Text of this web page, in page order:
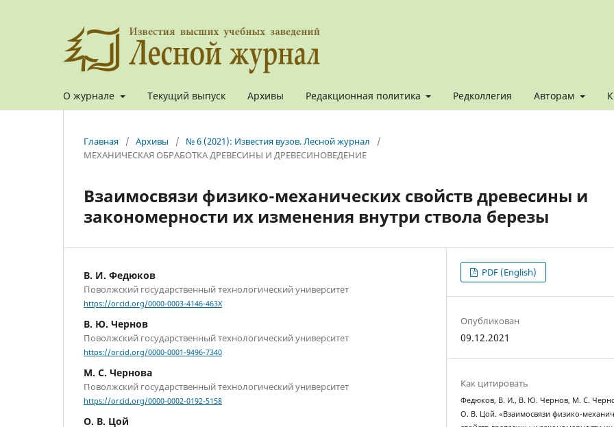
О журнале Текущий выпуск Архивы Редакционная политика Редколлегия Авторам
Главная / Архивы / № 6 (2021): Известия вузов. Лесной журнал
/
МЕХАНИЧЕСКАЯ ОБРАБОТКА ДРЕВЕСИНЫ И ДРЕВЕСИНОВЕДЕНИЕ
Взаимосвязи физико-механических свойств древесины и
закономерности их изменения внутри ствола березы
В. И. Федюков
Поволжский государственный технологический университет
https://orcid.org/0000-0003-4146-463X
В. Ю. Чернов
Поволжский государственный технологический университет
https://orcid.org/0000-0001-9496-7340
М. С. Чернова
Поволжский государственный технологический университет
https://orcid.org/0000-0002-0192-5158
О. В. Цой
PDF (English)
Опубликован
09.12.2021
Как цитировать
Федюков, В. И., В. Ю. Чернов, М. С.
О. В. Цой. «Взаимосвязи физико-